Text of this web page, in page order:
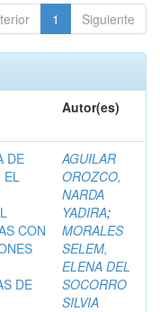
1 Siguiente
Autor(es)
DE
EL
CON
DE
AGUILAR
OROZCO,
NARDA
YADIRA;
MORALES
SELEM,
ELENA DEL
SOCORRO
SILVIA